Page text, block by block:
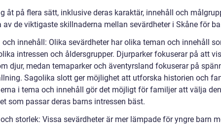
åt på flera sätt, inklusive deras karaktär, innehåll och
av de viktigaste skillnaderna mellan sevärdheter i Skåne för
och innehåll: Olika sevärdheter har olika teman och innehåll
intressen och åldersgrupper. Djurparker fokuserar på att
djur, medan temaparker och äventyrsland fokuserar på
Sagolika slott ger möjlighet att utforska historien och
i tema och innehåll gör det möjligt för familjer att välja den
som passar deras barns intressen bäst.
storlek: Vissa sevärdheter är mer lämpade för yngre barn